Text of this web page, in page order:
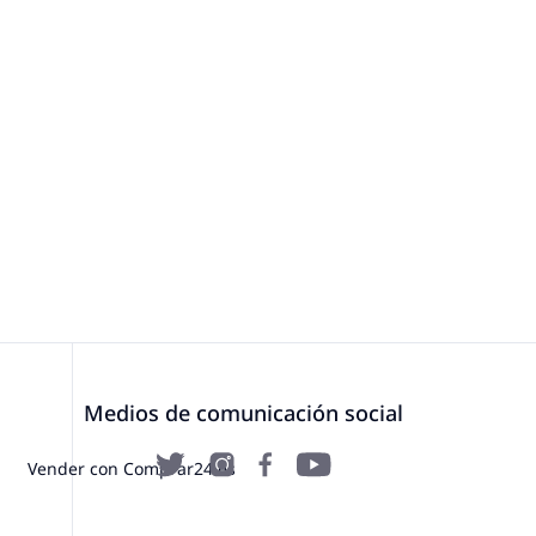
Vender con Comprar24.es
Medios de comunicación social